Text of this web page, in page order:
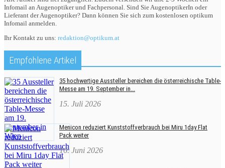
Infomail an Augenoptiker und Fachpersonal. Sind Sie AugenoptikerIn oder
Lieferant der Augenoptiker? Dann können Sie sich zum kostenlosen optikum
Infomail anmelden.
Ihr Kontakt zu uns: redaktion@optikum.at
Empfohlene Artikel
35 hochwertige Aussteller bereichen die österreichische Table-
Messe am 19. September in...
15. Juli 2026
Menicon reduziert Kunststoffverbrauch bei Miru 1day Flat
Pack weiter
16. Juni 2026